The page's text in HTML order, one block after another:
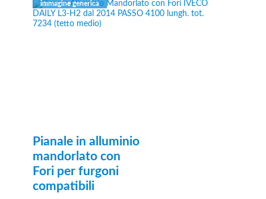
Pianale in alluminio
mandorlato con
Fori per furgoni
compatibili